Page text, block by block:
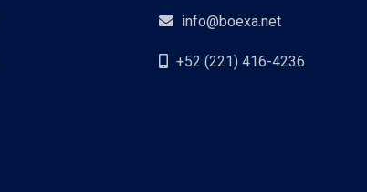
info@boexa.net
+52 (221) 416-4236